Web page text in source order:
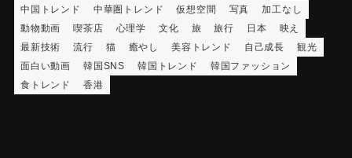
中国トレンド
中華圏トレンド 仮想空間 写真
加工なし
動物動画
喫茶店 心理学 文化 旅 旅行 日本
映え
最新技術
流行 猫 癒やし 美容トレンド 自己成長
観光
面白い動画
韓国SNS 韓国トレンド
韓国ファッション
食トレンド
香港